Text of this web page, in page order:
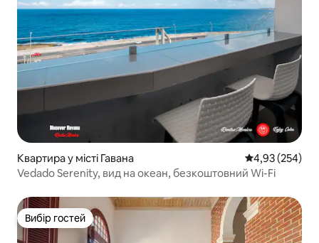
Квартира у місті Гавана Середня
4,93 (254)
Vedado Serenity, вид на океан, безкоштовний Wi-Fi
Вибір гостей
Вибір гостей